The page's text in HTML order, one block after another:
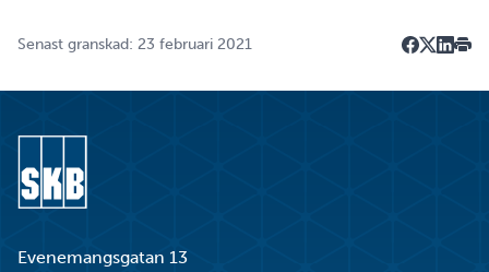
Senast granskad: 23 februari 2021
Evenemangsgatan 13